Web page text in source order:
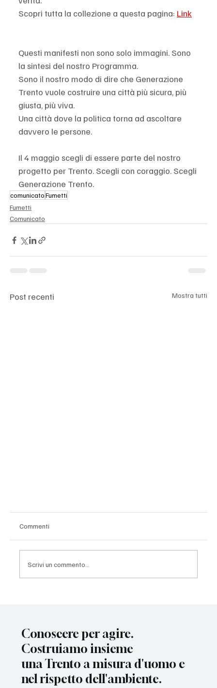
Scopri tutta la collezione a questa pagina: Link
Questi manifesti non sono solo immagini. Sono
la sintesi del nostro Programma.
Sono il nostro modo di dire che Generazione
Trento vuole costruire una città più sicura, più
giusta, più viva.
Una città dove la politica torna ad ascoltare
davvero le persone.
Il 4 maggio scegli di essere parte del nostro
progetto per Trento. Scegli con coraggio. Scegli
Generazione Trento.
comunicatoFumetti
Fumetti
Comunicato
Post recenti Mostra tutti
Commenti
Scrivi un commento...
Conoscere per agire.
Costruiamo insieme
una Trento a misura d'uomo e
nel rispetto dell'ambiente.